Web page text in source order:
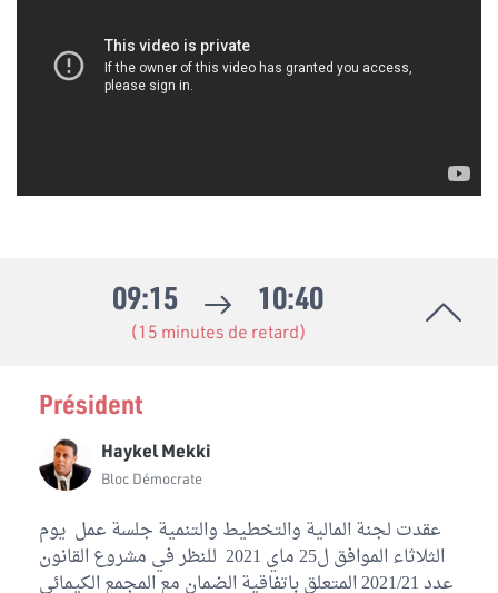
09:15 10:40
(15 minutes de retard)
عقدت لجنة المالية والتخطيط والتنمية جلسة عمل يوم
الثلاثاء الموافق ل25 ماي 2021 للنظر في مشروع القانون
عدد 2021/21 المتعلق باتفاقية الضمان مع المجمع الكيمائي
Président
Haykel Mekki
Bloc Démocrate